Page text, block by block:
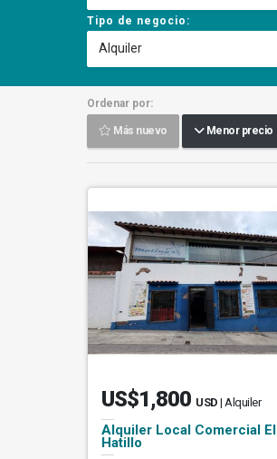
Tipo de negocio:
Alquiler
Ordenar por:
Más nuevo Menor precio
US$1,800 USD | Alquiler
Alquiler Local Comercial El
Hatillo